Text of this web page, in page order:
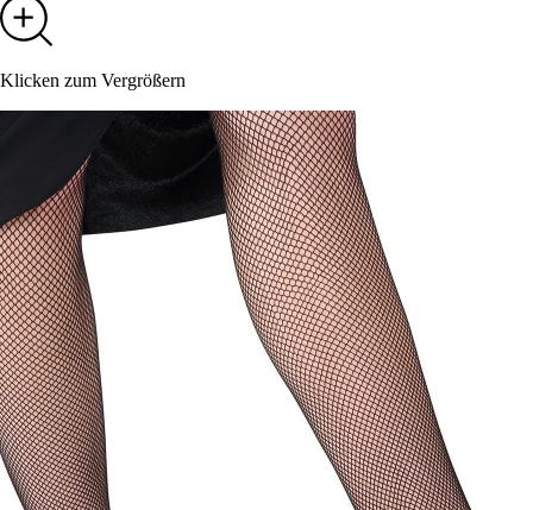
Klicken zum Vergrößern